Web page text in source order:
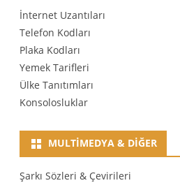
İnternet Uzantıları
Telefon Kodları
Plaka Kodları
Yemek Tarifleri
Ülke Tanıtımları
Konsolosluklar
MULTIMEDYA & DIĞER
Şarkı Sözleri & Çevirileri